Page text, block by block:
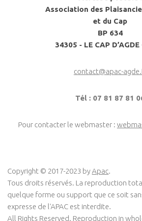
Association des
et du Cap
BP 634
34305 - LE CAP D’AGDE
contact@apac-
Tél : 07 81 87 81
Pour contacter le webmaster :
Copyright © 2017-2023 byApac.
Tous droits réservés. La reproduction
quelque forme ou support que ce soit
expresse de l'APAC est interdite.
All Rights Reserved. Reproduction in